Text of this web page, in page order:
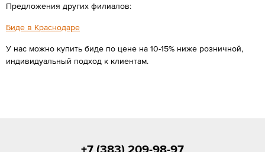
Предложения других филиалов:
Биде в Краснодаре
У нас можно купить биде по цене на 10-15% ниже розничной,
индивидуальный подход к клиентам.
+7 (383) 209-98-97